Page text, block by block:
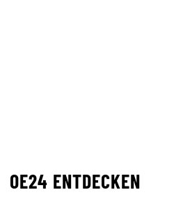
OE24 ENTDECKEN